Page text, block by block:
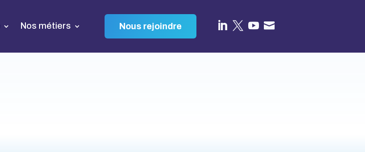
Nos métiers Nous rejoindre    